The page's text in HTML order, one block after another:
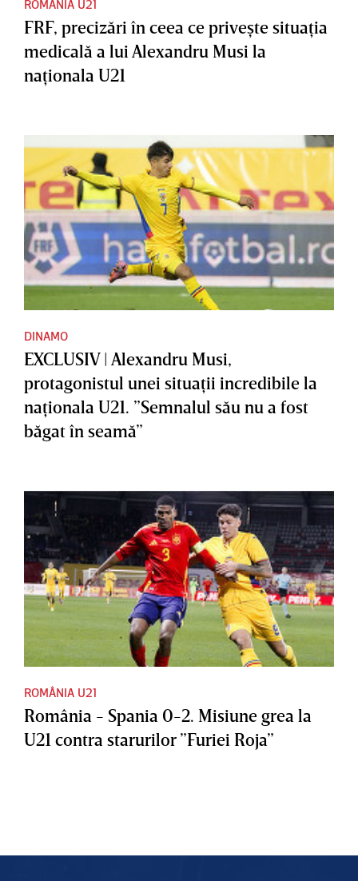
ROMÂNIA U21
FRF, precizări în ceea ce priveşte situaţia
medicală a lui Alexandru Musi la
naţionala U21
DINAMO
EXCLUSIV | Alexandru Musi,
protagonistul unei situaţii incredibile la
naţionala U21. ”Semnalul său nu a fost
băgat în seamă”
ROMÂNIA U21
România - Spania 0-2. Misiune grea la
U21 contra starurilor ”Furiei Roja”